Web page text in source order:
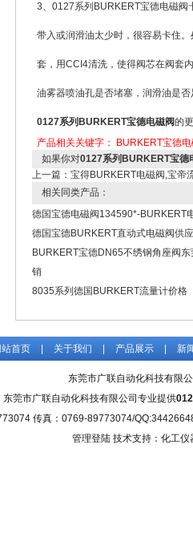
3、0127系列BURKERT宝德电磁阀
带入或润滑油太少时，很容易卡住
套，用CCI4清洗，使得阀芯在阀套
油雾器喷油孔是否堵塞，润滑油是否
0127系列BURKERT宝德电磁阀的
产品相关关键字：
BURKERT宝德
如果你对0127系列BURKERT宝德
上一篇： 宝得BURKERT电磁阀,宝帝
相关同类产品：
德国宝德电磁阀134590*-BURKERT
德国宝德BURKERT直动式电磁阀供应
BURKERT宝德DN65不绣钢角座阀
销
8035系列德国BURKERT流量计价格
站首页 关于我们 产品展示 新
东莞市广联自动化科技有限
东莞市广联自动化科技有限公司专业提供
传真：0769-89773074/
管理登陆 技术支持：化工